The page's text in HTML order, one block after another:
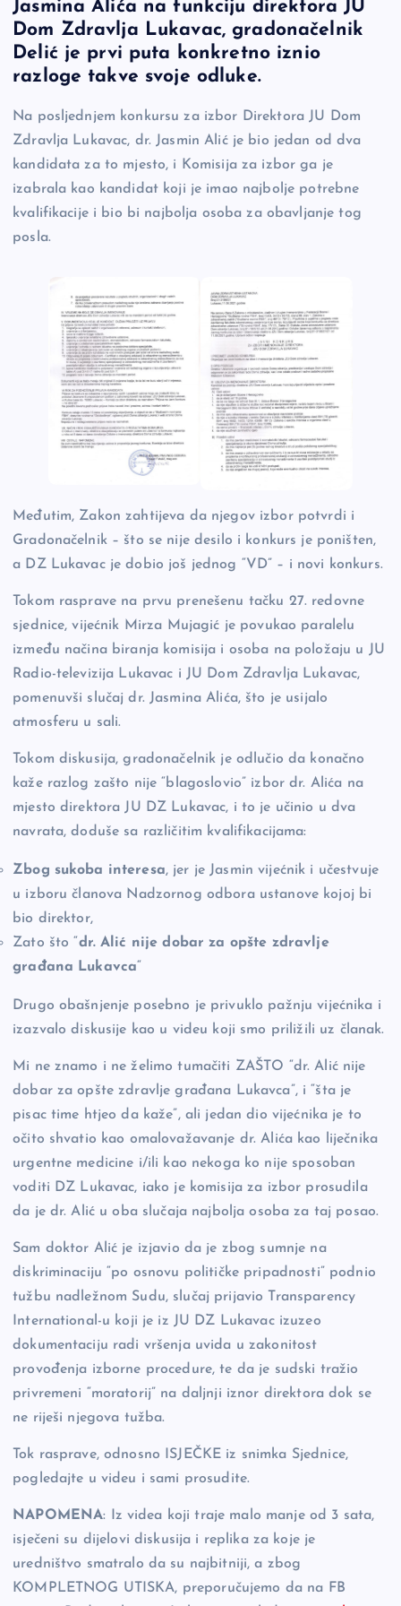
e
b
o
o
k
y
Li
n
k
n
g
er
e
Jasmina Alića na funkciju direktora JU
Dom Zdravlja Lukavac, gradonačelnik
Delić je prvi puta konkretno iznio
razloge takve svoje odluke.
Na posljednjem konkursu za izbor Direktora JU Dom
Zdravlja Lukavac, dr. Jasmin Alić je bio jedan od dva
kandidata za to mjesto, i Komisija za izbor ga je
izabrala kao kandidat koji je imao najbolje potrebne
kvalifikacije i bio bi najbolja osoba za obavljanje tog
posla.
Međutim, Zakon zahtijeva da njegov izbor potvrdi i
Gradonačelnik – što se nije desilo i konkurs je poništen,
a DZ Lukavac je dobio još jednog “VD” – i novi konkurs.
Tokom rasprave na prvu prenešenu tačku 27. redovne
sjednice, vijećnik Mirza Mujagić je povukao paralelu
između načina biranja komisija i osoba na položaju u JU
Radio-televizija Lukavac i JU Dom Zdravlja Lukavac,
pomenuvši slučaj dr. Jasmina Alića, što je usijalo
atmosferu u sali.
Tokom diskusija, gradonačelnik je odlučio da konačno
kaže razlog zašto nije “blagoslovio” izbor dr. Alića na
mjesto direktora JU DZ Lukavac, i to je učinio u dva
navrata, doduše sa različitim kvalifikacijama:
Zbog sukoba interesa, jer je Jasmin vijećnik i učestvuje
u izboru članova Nadzornog odbora ustanove kojoj bi
bio direktor,
Zato što “dr. Alić nije dobar za opšte zdravlje
građana Lukavca“
Drugo obašnjenje posebno je privuklo pažnju vijećnika i
izazvalo diskusije kao u videu koji smo priližili uz članak.
Mi ne znamo i ne želimo tumačiti ZAŠTO “dr. Alić nije
dobar za opšte zdravlje građana Lukavca”, i “šta je
pisac time htjeo da kaže”, ali jedan dio vijećnika je to
očito shvatio kao omalovažavanje dr. Alića kao liječnika
urgentne medicine i/ili kao nekoga ko nije sposoban
voditi DZ Lukavac, iako je komisija za izbor prosudila
da je dr. Alić u oba slučaja najbolja osoba za taj posao.
Sam doktor Alić je izjavio da je zbog sumnje na
diskriminaciju “po osnovu političke pripadnosti” podnio
tužbu nadležnom Sudu, slučaj prijavio Transparency
International-u koji je iz JU DZ Lukavac izuzeo
dokumentaciju radi vršenja uvida u zakonitost
provođenja izborne procedure, te da je sudski tražio
privremeni “moratorij” na daljnji iznor direktora dok se
ne riješi njegova tužba.
Tok rasprave, odnosno ISJEČKE iz snimka Sjednice,
pogledajte u videu i sami prosudite.
NAPOMENA: Iz videa koji traje malo manje od 3 sata,
isječeni su dijelovi diskusija i replika za koje je
uredništvo smatralo da su najbitniji, a zbog
KOMPLETNOG UTISKA, preporučujemo da na FB